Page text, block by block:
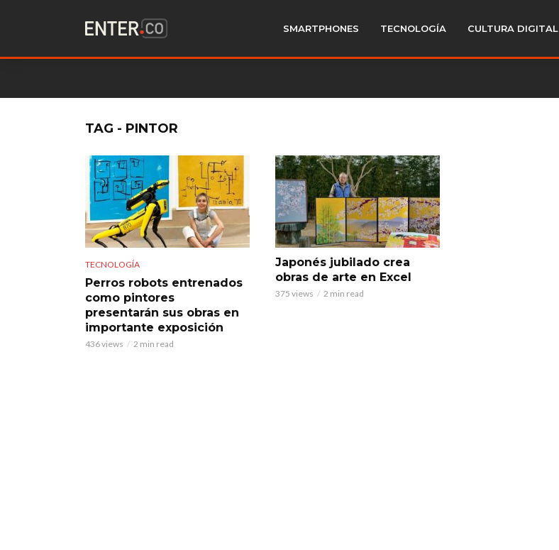
SMARTPHONES TECNOLOGÍA CULTURA DIGITAL
TAG - PINTOR
TECNOLOGÍA
Perros robots entrenados
como pintores
presentarán sus obras en
importante exposición
436 views 2 min read
Japonés jubilado crea
obras de arte en Excel
375 views 2 min read